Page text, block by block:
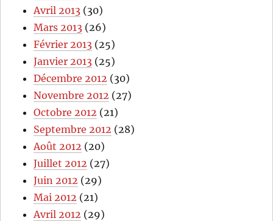
Avril 2013 (30)
Mars 2013 (26)
Février 2013 (25)
Janvier 2013 (25)
Décembre 2012 (30)
Novembre 2012 (27)
Octobre 2012 (21)
Septembre 2012 (28)
Août 2012 (20)
Juillet 2012 (27)
Juin 2012 (29)
Mai 2012 (21)
Avril 2012 (29)